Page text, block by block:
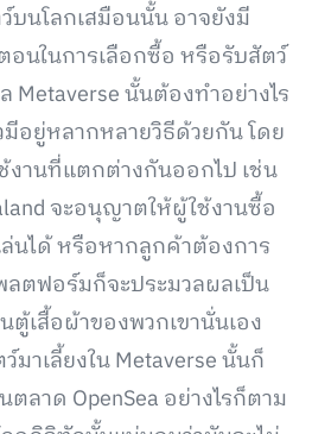
บนโลกเสมือนนั้น อาจยังมี
นในการเลือกซื้อ หรือรับสัตว์
Metaverse นั้นต้องทำอย่างไร
อยู่หลากหลายวิธีด้วยกัน โดย
งานที่แตกต่างกันออกไป เช่น
จะอนุญาตให้ผู้ใช้งานซื้อ
นได้ หรือหากลูกค้าต้องการ
ลตฟอร์มก็จะประมวลผลเป็น
ตู้เสื้อผ้าของพวกเขานั่นเอง
าเลี้ยงใน Metaverse นั้นก็
ลาด OpenSea อย่างไรก็ตาม